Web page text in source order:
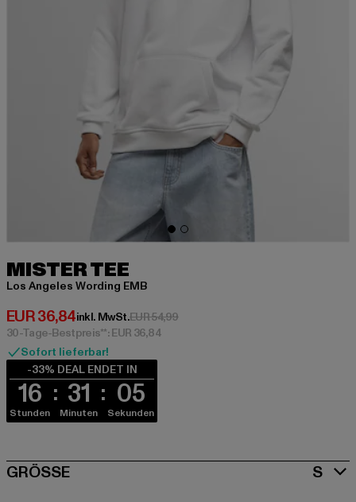
MISTER TEE
Los Angeles Wording EMB
EUR 36,84
Derzeitiger Preis: EUR 36,84
inkl. MwSt.EUR 54,99Aktionspreis: EUR 54,99
30-Tage-Bestpreis**: EUR 36,84
Sofort lieferbar!
-33% DEAL ENDET IN
16
Stunden
31
Minuten
04
Sekunden
SIZE
GRÖSSE S